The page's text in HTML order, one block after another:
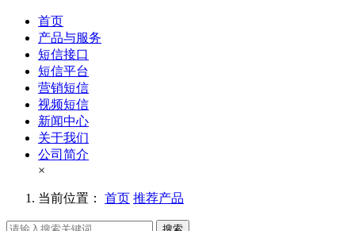
首页
产品与服务
短信接口
短信平台
营销短信
视频短信
新闻中心
关于我们
公司简介
×
当前位置： 首页 推荐产品